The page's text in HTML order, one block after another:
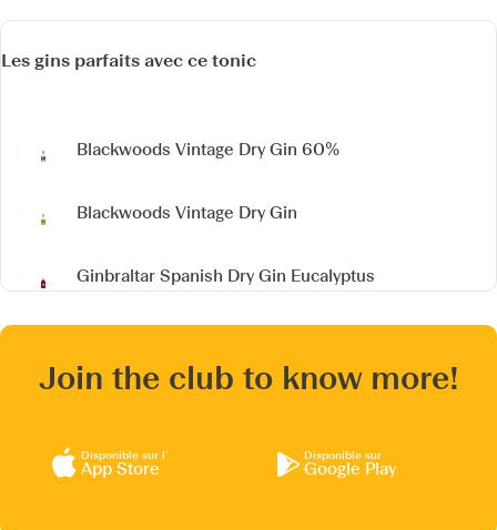
Les gins parfaits avec ce tonic
Blackwoods Vintage Dry Gin 60%
Blackwoods Vintage Dry Gin
Ginbraltar Spanish Dry Gin Eucalyptus
Join the club to know more!
Disponible sur l’
App Store
Disponible sur
Google Play